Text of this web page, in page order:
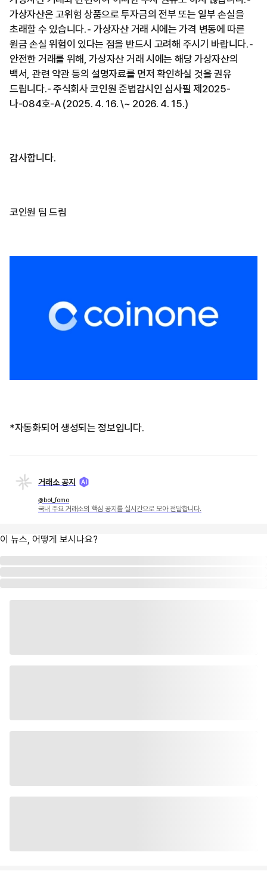
가상자산은 고위험 상품으로 투자금의 전부 또는 일부 손실을
초래할 수 있습니다.⁃ 가상자산 거래 시에는 가격 변동에 따른
원금 손실 위험이 있다는 점을 반드시 고려해 주시기 바랍니다.⁃
안전한 거래를 위해, 가상자산 거래 시에는 해당 가상자산의
백서, 관련 약관 등의 설명자료를 먼저 확인하실 것을 권유
드립니다.- 주식회사 코인원 준법감시인 심사필 제2025-
나-084호-A (2025. 4. 16. \~ 2026. 4. 15.)
감사합니다.
코인원 팀 드림
*자동화되어 생성되는 정보입니다.
거래소 공지
@bot_fomo
국내 주요 거래소의 핵심 공지를 실시간으로 모아 전달합니다.
이 뉴스, 어떻게 보시나요?